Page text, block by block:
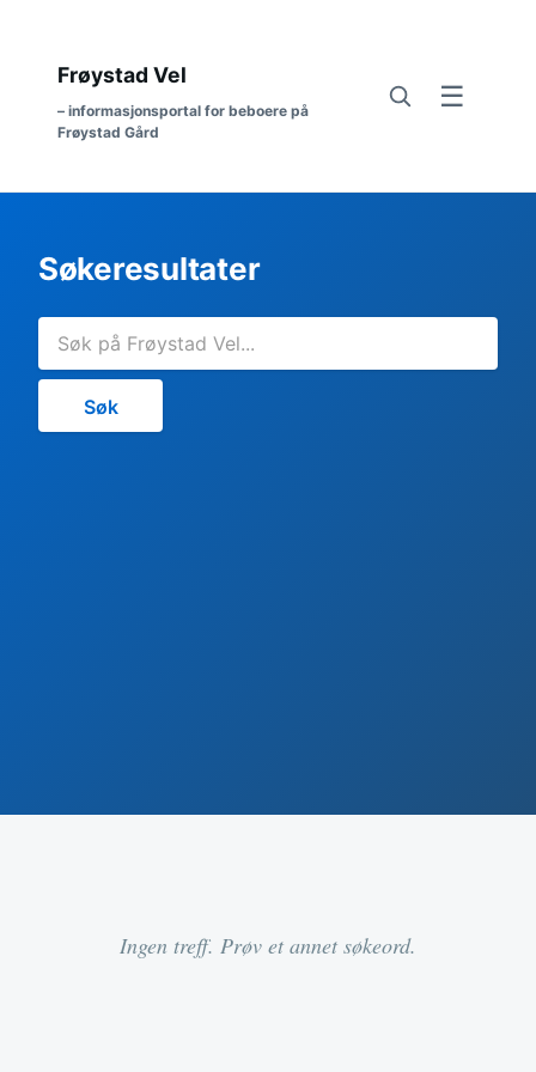
Frøystad Vel
– informasjonsportal for beboere på
Frøystad Gård
☰
Søkeresultater
Søk
Ingen treff. Prøv et annet søkeord.